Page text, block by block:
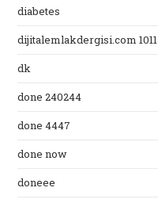
diabetes
dijitalemlakdergisi.com 1011
dk
done 240244
done 4447
done now
doneee